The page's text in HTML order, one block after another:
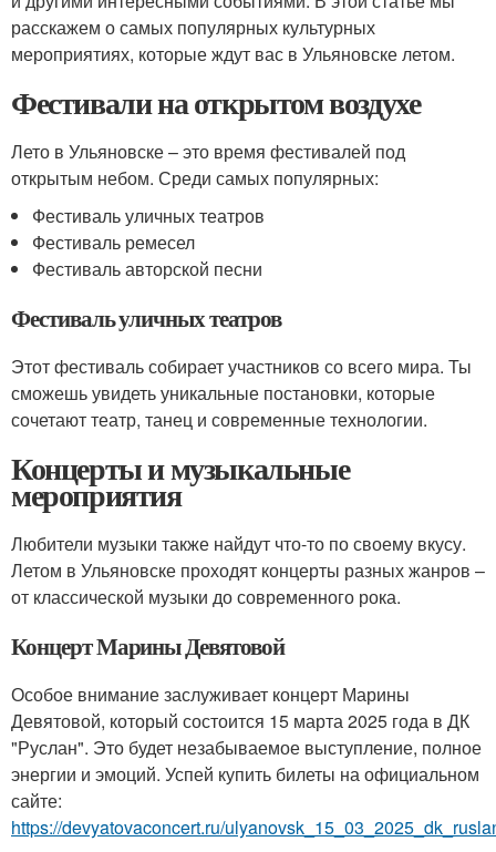
расскажем о самых популярных культурных
мероприятиях, которые ждут вас в Ульяновске летом.
Фестивали на открытом воздухе
Лето в Ульяновске – это время фестивалей под
открытым небом. Среди самых популярных:
Фестиваль уличных театров
Фестиваль ремесел
Фестиваль авторской песни
Фестиваль уличных театров
Этот фестиваль собирает участников со всего мира. Ты
сможешь увидеть уникальные постановки, которые
сочетают театр, танец и современные технологии.
Концерты и музыкальные
мероприятия
Любители музыки также найдут что-то по своему вкусу.
Летом в Ульяновске проходят концерты разных жанров –
от классической музыки до современного рока.
Концерт Марины Девятовой
Особое внимание заслуживает концерт Марины
Девятовой, который состоится 15 марта 2025 года в ДК
"Руслан". Это будет незабываемое выступление, полное
энергии и эмоций. Успей купить билеты на официальном
сайте:
https://devyatovaconcert.ru/